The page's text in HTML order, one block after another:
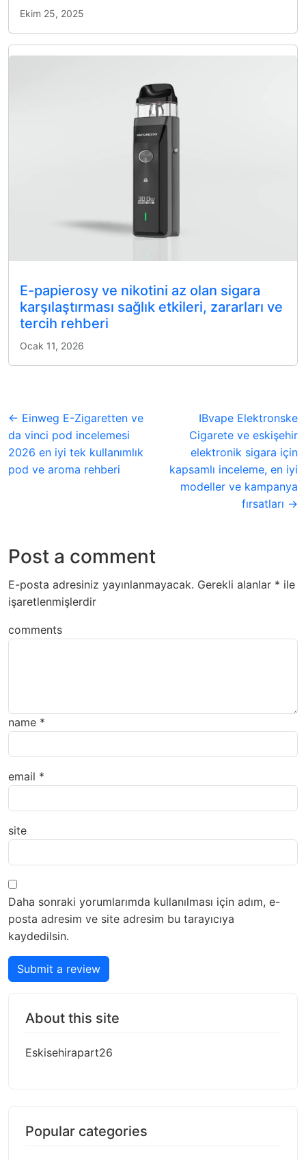
Ekim 25, 2025
E-papierosy ve nikotini az olan sigara
karşılaştırması sağlık etkileri, zararları ve
tercih rehberi
Ocak 11, 2026
← Einweg E-Zigaretten ve
da vinci pod incelemesi
2026 en iyi tek kullanımlık
pod ve aroma rehberi
IBvape Elektronske
Cigarete ve eskişehir
elektronik sigara için
kapsamlı inceleme, en iyi
modeller ve kampanya
fırsatları →
Post a comment
E-posta adresiniz yayınlanmayacak. Gerekli alanlar * ile
işaretlenmişlerdir
comments
name *
email *
site
Daha sonraki yorumlarımda kullanılması için adım, e-
posta adresim ve site adresim bu tarayıcıya
kaydedilsin.
Submit a review
About this site
Eskisehirapart26
Popular categories